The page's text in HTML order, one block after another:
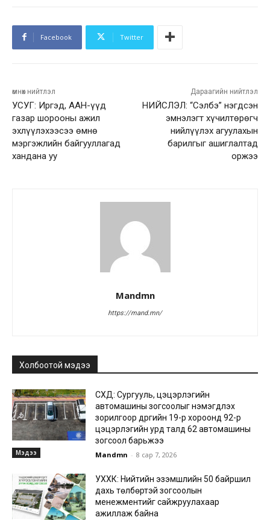
Facebook Twitter
өмнөх нийтлэл
УСУГ: Иргэд, ААН-үүд
газар шорооны ажил
эхлүүлэхээсээ өмнө
мэргэжлийн байгууллагад
хандана уу
Дараагийн нийтлэл
НИЙСЛЭЛ: “Сэлбэ” нэгдсэн
эмнэлэгт хүчилтөрөгч
нийлүүлэх агуулахын
барилгыг ашиглалтад
оржээ
Mandmn
https://mand.mn/
Холбоотой мэдээ
Мэдээ
СХД: Сургууль, цэцэрлэгийн
автомашины зогсоолыг нэмэгдүүлэх
зорилгоор дүүргийн 19-р хороонд 92-р
цэцэрлэгийн урд талд 62 автомашины
зогсоол барьжээ
Mandmn - 8 сар 7, 2026
УХХК: Нийтийн эзэмшлийн 50 байршил
дахь төлбөртэй зогсоолын
менежментийг сайжруулахаар
ажиллаж байна